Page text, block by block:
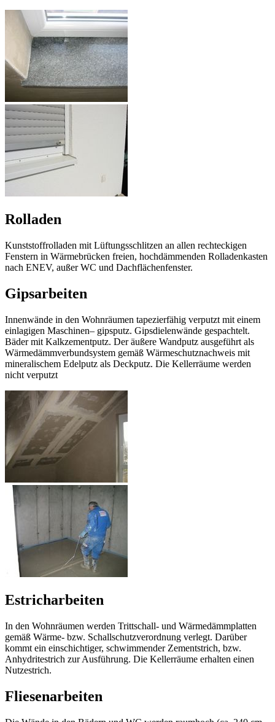
Rolladen
Kunststoffrolladen mit Lüftungsschlitzen an allen rechteckigen
Fenstern in Wärmebrücken freien, hochdämmenden Rolladenkasten
nach ENEV, außer WC und Dachflächenfenster.
Gipsarbeiten
Innenwände in den Wohnräumen tapezierfähig verputzt mit einem
einlagigen Maschinen– gipsputz. Gipsdielenwände gespachtelt.
Bäder mit Kalkzementputz. Der äußere Wandputz ausgeführt als
Wärmedämmverbundsystem gemäß Wärmeschutznachweis mit
mineralischem Edelputz als Deckputz. Die Kellerräume werden
nicht verputzt
Estricharbeiten
In den Wohnräumen werden Trittschall- und Wärmedämmplatten
gemäß Wärme- bzw. Schallschutzverordnung verlegt. Darüber
kommt ein einschichtiger, schwimmender Zementstrich, bzw.
Anhydritestrich zur Ausführung. Die Kellerräume erhalten einen
Nutzestrich.
Fliesenarbeiten